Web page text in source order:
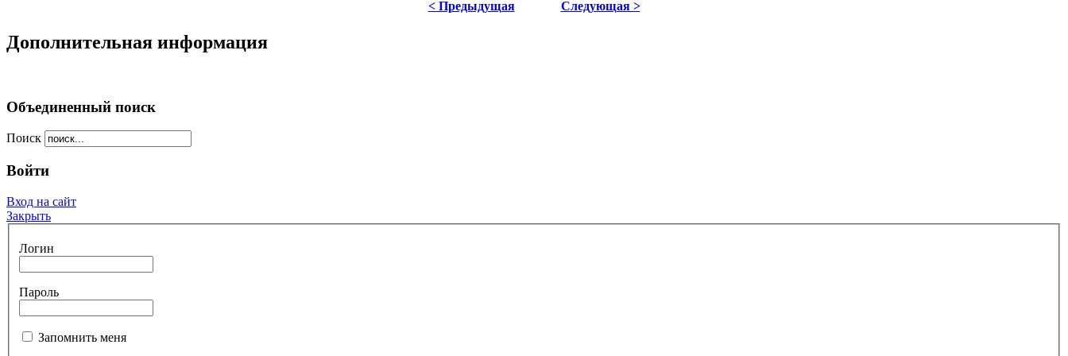
< Предыдущая Следующая >
Дополнительная информация
Объединенный поиск
Поиск
Войти
Вход на сайт
Закрыть
Логин
Пароль
Запомнить меня